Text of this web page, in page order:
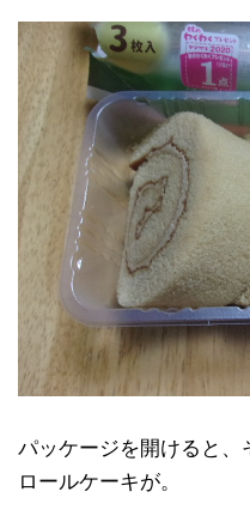
パッケージを開けると
ロールケーキが。